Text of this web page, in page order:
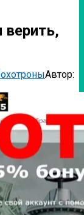
верить,
Автор: